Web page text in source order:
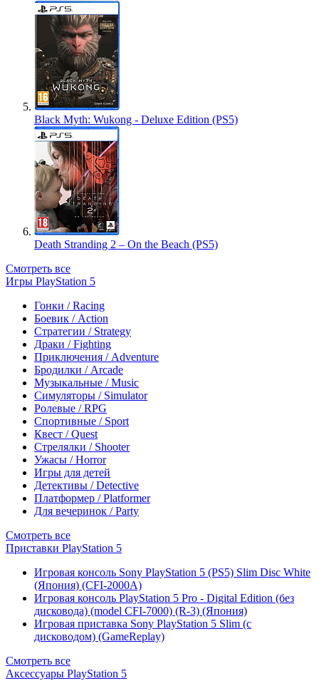
Black Myth: Wukong - Deluxe Edition (PS5)
Death Stranding 2 – On the Beach (PS5)
Смотреть все
Игры PlayStation 5
Гонки / Racing
Боевик / Action
Стратегии / Strategy
Драки / Fighting
Приключения / Adventure
Бродилки / Arcade
Музыкальные / Music
Симуляторы / Simulator
Ролевые / RPG
Спортивные / Sport
Квест / Quest
Стрелялки / Shooter
Ужасы / Horror
Игры для детей
Детективы / Detective
Платформер / Platformer
Для вечеринок / Party
Смотреть все
Приставки PlayStation 5
Игровая консоль Sony PlayStation 5 (PS5) Slim Disc White
(Япония) (CFI-2000A)
Игровая консоль PlayStation 5 Pro - Digital Edition (без
дисковода) (model CFI-7000) (R-3) (Япония)
Игровая приставка Sony PlayStation 5 Slim (с
дисководом) (GameReplay)
Смотреть все
Аксессуары PlayStation 5